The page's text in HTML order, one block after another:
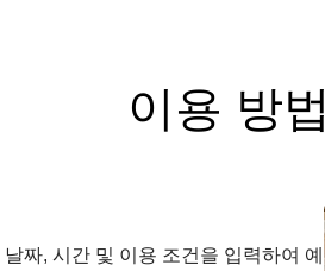
이용 방법
짜, 시간 및 이용 조건을 입력하여 예